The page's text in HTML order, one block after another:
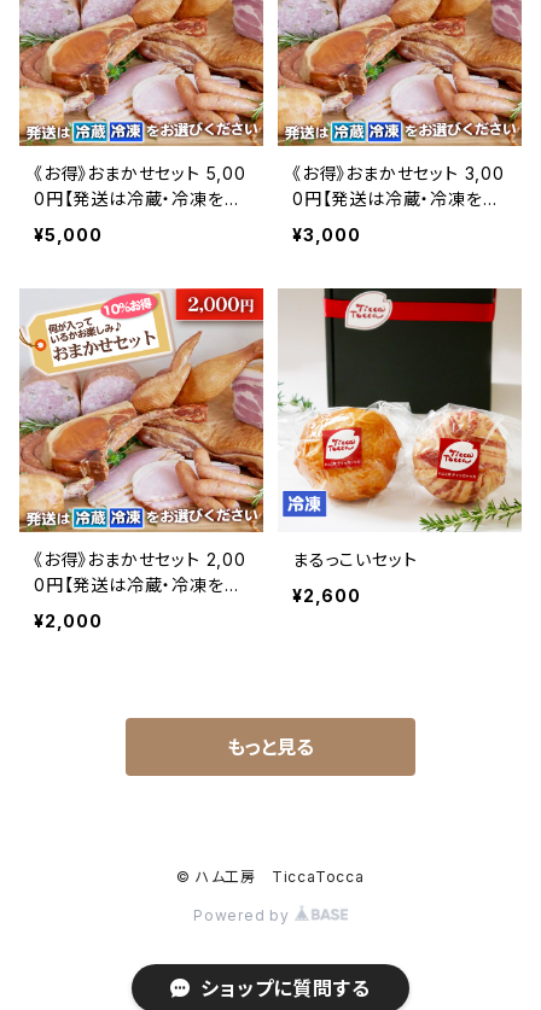
《お得》おまかせセット 5,00
0円【発送は冷蔵・冷凍をお
選びいただけます】
¥5,000
《お得》おまかせセット 3,00
0円【発送は冷蔵・冷凍をお
選びいただけます】
¥3,000
《お得》おまかせセット 2,00
0円【発送は冷蔵・冷凍をお
選びいただけます】
¥2,000
まるっこいセット
¥2,600
もっと見る
© ハム工房 TiccaTocca
Powered by
ショップに質問する